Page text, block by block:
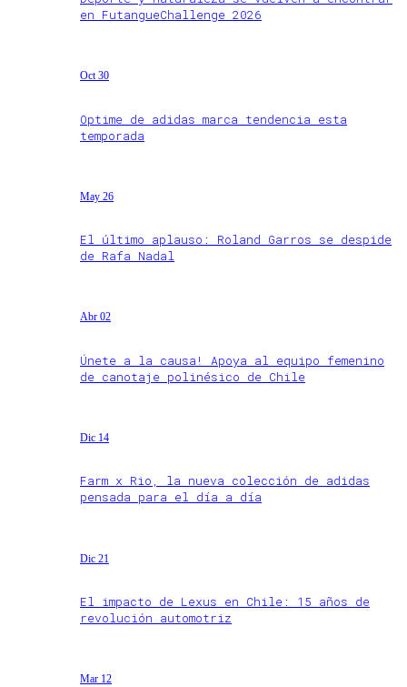
en FutangueChallenge 2026
Oct 30
Optime de adidas marca tendencia esta
temporada
May 26
El último aplauso: Roland Garros se despide
de Rafa Nadal
Abr 02
Únete a la causa! Apoya al equipo femenino
de canotaje polinésico de Chile
Dic 14
Farm x Rio, la nueva colección de adidas
pensada para el día a día
Dic 21
El impacto de Lexus en Chile: 15 años de
revolución automotriz
Mar 12